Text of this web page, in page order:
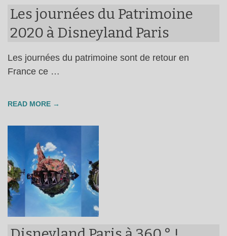
Les journées du Patrimoine
2020 à Disneyland Paris
Les journées du patrimoine sont de retour en
France ce …
READ MORE →